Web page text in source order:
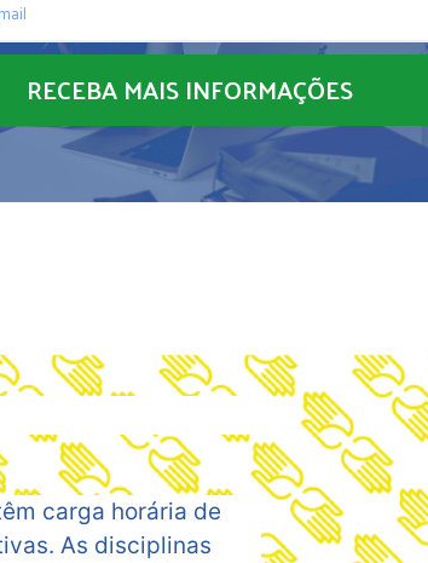
RECEBA MAIS INFORMAÇÕES
carga horária de
As disciplinas